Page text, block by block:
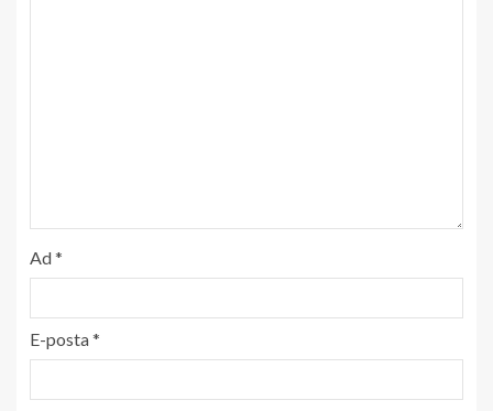
Ad*
E-posta*